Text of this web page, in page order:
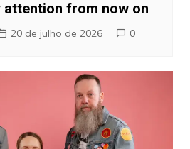
attention from now on
20 de julho de 2026 0